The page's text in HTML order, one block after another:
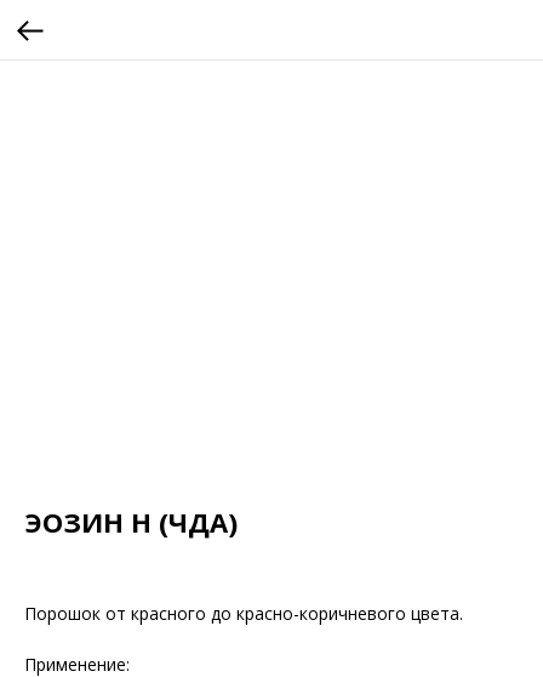
ЭОЗИН Н (ЧДА)
Порошок от красного до красно-коричневого цвета.
Применение: